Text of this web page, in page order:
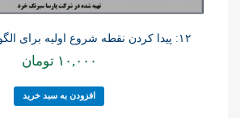
۱۲: پیدا کردن نقطه شروع اولیه برای الگوریتم سیمپلکس
۱۰,۰۰۰ تومان
افزودن به سبد خرید